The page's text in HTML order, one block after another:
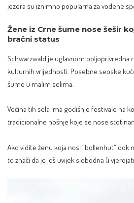
jezera su iznimno popularna za vodene
Žene iz Crne šume nose šešir
bračni status
Schwarzwald je uglavnom poljoprivredna
kulturnih vrijednosti. Posebne seoske
šume u malim selima.
Većina tih sela ima godišnje festivale na
tradicionalne nošnje koje se nose
Ako vidite ženu koja nosi “bollenhut” dok
to znači da je još uvijek slobodna (i